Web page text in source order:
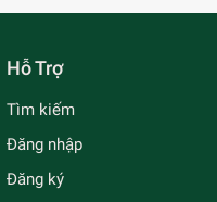
Hỗ Trợ
Tìm kiếm
Đăng nhập
Đăng ký